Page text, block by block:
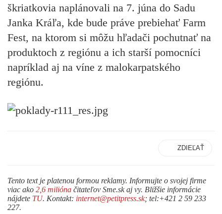
škriatkovia naplánovali na 7. júna do Sadu
Janka Kráľa, kde bude práve prebiehať Farm
Fest, na ktorom si môžu hľadači pochutnať na
produktoch z regiónu a ich starší pomocníci
napríklad aj na víne z malokarpatského
regiónu.
ZDIEĽAŤ
Tento text je platenou formou reklamy. Informujte o svojej firme
viac ako 2,6 milióna čitateľov Sme.sk aj vy. Bližšie informácie
nájdete TU. Kontakt: internet@petitpress.sk; tel:+421 2 59 233
227.